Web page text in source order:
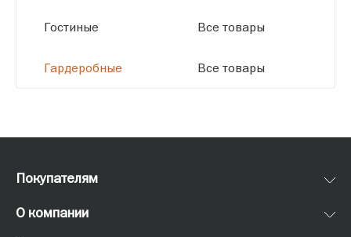
Гостиные
Гардеробные
Все товары
Все товары
Покупателям
О компании